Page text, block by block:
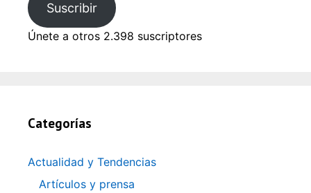
Suscribir
Únete a otros 2.398 suscriptores
Categorías
Actualidad y Tendencias
Artículos y prensa